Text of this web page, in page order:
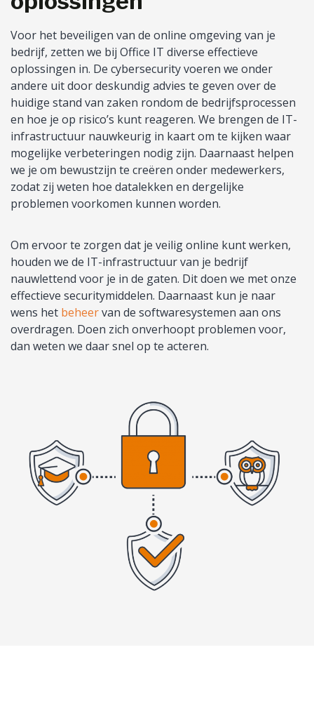
Voor het beveiligen van de online omgeving van je
bedrijf, zetten we bij Office IT diverse effectieve
oplossingen in. De cybersecurity voeren we onder
andere uit door deskundig advies te geven over de
huidige stand van zaken rondom de bedrijfsprocessen
en hoe je op risico’s kunt reageren. We brengen de IT-
infrastructuur nauwkeurig in kaart om te kijken waar
mogelijke verbeteringen nodig zijn. Daarnaast helpen
we je om bewustzijn te creëren onder medewerkers,
zodat zij weten hoe datalekken en dergelijke
problemen voorkomen kunnen worden.
Om ervoor te zorgen dat je veilig online kunt werken,
houden we de IT-infrastructuur van je bedrijf
nauwlettend voor je in de gaten. Dit doen we met onze
effectieve securitymiddelen. Daarnaast kun je naar
wens het beheervan de softwaresystemen aan ons
overdragen. Doen zich onverhoopt problemen voor,
dan weten we daar snel op te acteren.